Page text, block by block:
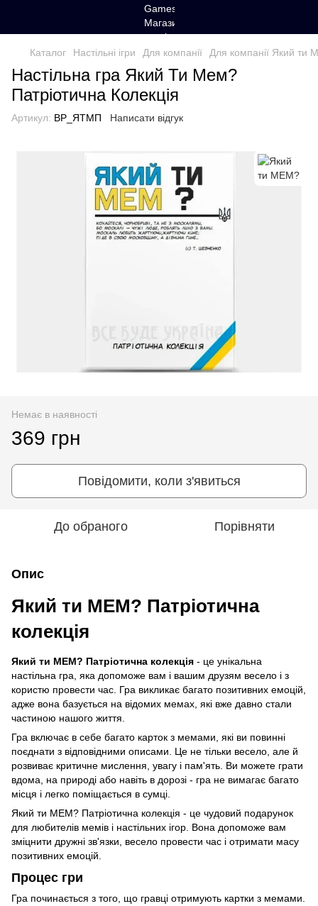
Каталог Настільні ігри Для компанії Для компанії Який ти
Настільна гра Який Ти Мем?
Патріотична Колекція
Артикул: ВР_ЯТМП Написати відгук
Немає в наявності
369 грн
Повідомити, коли з'явиться
До обраного Порівняти
Опис
Який ти МЕМ? Патріотична
колекція
Який ти МЕМ? Патріотична колекція - це унікальна
настільна гра, яка допоможе вам і вашим друзям весело і з
користю провести час. Гра викликає багато позитивних емоцій,
адже вона базується на відомих мемах, які вже давно стали
частиною нашого життя.
Гра включає в себе багато карток з мемами, які ви повинні
поєднати з відповідними описами. Це не тільки весело, але й
розвиває критичне мислення, увагу і пам'ять. Ви можете грати
вдома, на природі або навіть в дорозі - гра не вимагає багато
місця і легко поміщається в сумці.
Який ти МЕМ? Патріотична колекція - це чудовий подарунок
для любителів мемів і настільних ігор. Вона допоможе вам
зміцнити дружні зв'язки, весело провести час і отримати масу
позитивних емоцій.
Процес гри
Гра починається з того, що гравці отримують картки з мемами.